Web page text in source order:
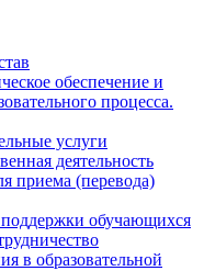
обеспечение и
процесса.
услуги
деятельность
приема (перевода)
обучающихся
в образовательной